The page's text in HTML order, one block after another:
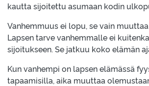
kautta sijoitettu asumaan kodin
Vanhemmuus ei lopu, se vain
Lapsen tarve vanhemmalle ei
sijoitukseen. Se jatkuu koko elämän
Kun vanhempi on lapsen elämässä
tapaamisilla, aika muuttaa